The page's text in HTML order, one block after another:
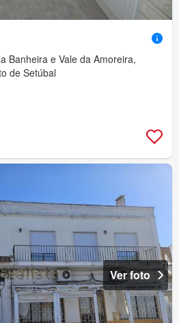
Banheira e Vale da Amoreira,
de Setúbal
Ver foto